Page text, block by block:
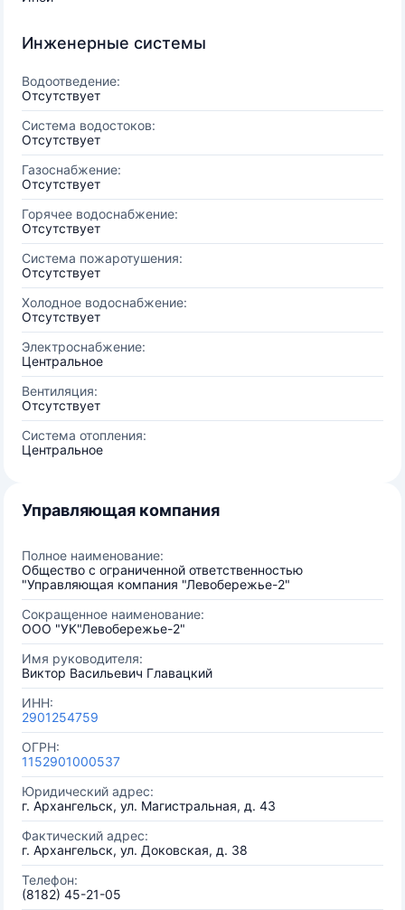
Инженерные системы
Водоотведение:
Отсутствует
Система водостоков:
Отсутствует
Газоснабжение:
Отсутствует
Горячее водоснабжение:
Отсутствует
Система пожаротушения:
Отсутствует
Холодное водоснабжение:
Отсутствует
Электроснабжение:
Центральное
Вентиляция:
Отсутствует
Система отопления:
Центральное
Управляющая компания
Полное наименование:
Общество с ограниченной ответственностью
"Управляющая компания "Левобережье-2"
Сокращенное наименование:
ООО "УК"Левобережье-2"
Имя руководителя:
Виктор Васильевич Главацкий
ИНН:
2901254759
ОГРН:
1152901000537
Юридический адрес:
г. Архангельск, ул. Магистральная, д. 43
Фактический адрес:
г. Архангельск, ул. Доковская, д. 38
Телефон:
(8182) 45-21-05